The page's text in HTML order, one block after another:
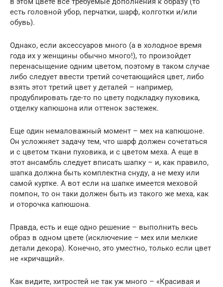
есть головной убор, перчатки, шарф, колготки и/или
обувь).
Однако, если аксессуаров много (а в холодное время
года их у женщины обычно много!), то произойдет
перенасыщение одним цветом, поэтому в таком случае
либо следует ввести третий сочетающийся цвет, либо
взять этот третий цвет у деталей – например,
продублировать где-то по цвету подкладку пуховика,
отделку капюшона или оттенок застежек.
Еще один немаловажный момент – мех на капюшоне.
Он усложняет задачу тем, что шарф должен сочетаться
и с цветом ткани пуховика, и с цветом меха. А еще в
этот ансамбль следует вписать шапку – и, как правило,
шапка должна быть комплектна снуду, а не меху или
самой куртке. А вот если на шапке имеется меховой
помпон, то он таки должен быть из такого же меха, как
и оторочка капюшона.
Правда, есть и еще одно решение – выполнить весь
образ в одном цвете (исключение – мех или мелкие
детали декора). Конечно, это уместно, только если цвет
не «кричащий».
Как видите, хитростей не так уж много – «Красивая и